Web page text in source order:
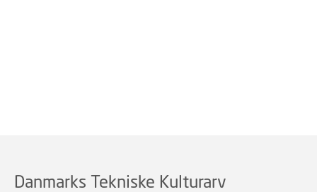
Danmarks Tekniske Kulturarv